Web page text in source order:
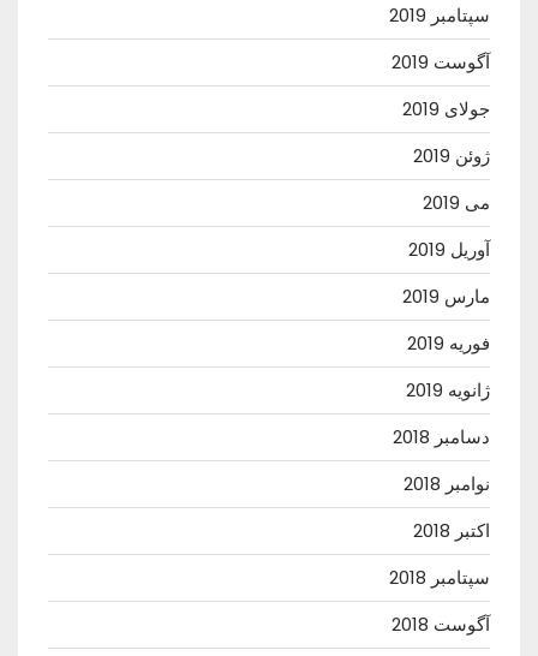
سپتامبر 2019
آگوست 2019
جولای 2019
ژوئن 2019
می 2019
آوریل 2019
مارس 2019
فوریه 2019
ژانویه 2019
دسامبر 2018
نوامبر 2018
اکتبر 2018
سپتامبر 2018
آگوست 2018